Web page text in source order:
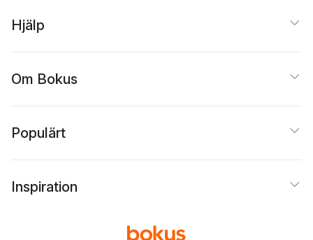
Hjälp
Om Bokus
Populärt
Inspiration